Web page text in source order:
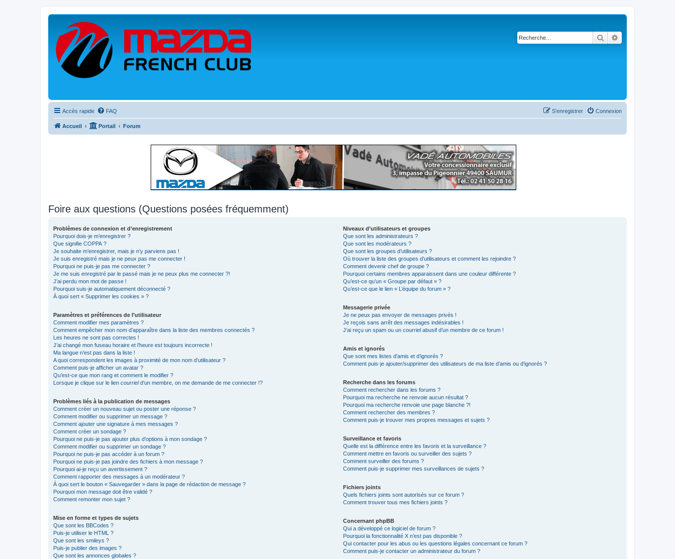
Rechercher
Accès rapide FAQ Connexion
S’enregistrer
Accueil Portail Forum
Foire aux questions (Questions posées fréquemment)
Problèmes de connexion et d’enregistrement
Pourquoi dois-je m’enregistrer ?
Que signifie COPPA ?
Je souhaite m’enregistrer, mais je n’y parviens pas !
Je suis enregistré mais je ne peux pas me connecter !
Pourquoi ne puis-je pas me connecter ?
Je me suis enregistré par le passé mais je ne peux plus me connecter ?!
J’ai perdu mon mot de passe !
Pourquoi suis-je automatiquement déconnecté ?
À quoi sert « Supprimer les cookies » ?
Paramètres et préférences de l’utilisateur
Comment modifier mes paramètres ?
Comment empêcher mon nom d’apparaître dans la liste des membres connectés ?
Les heures ne sont pas correctes !
J’ai changé mon fuseau horaire et l’heure est toujours incorrecte !
Ma langue n’est pas dans la liste !
A quoi correspondent les images à proximité de mon nom d’utilisateur ?
Comment puis-je afficher un avatar ?
Qu’est-ce que mon rang et comment le modifier ?
Lorsque je clique sur le lien courrield’un membre, on me demande de me connecter !?
Problèmes liés à la publication de messages
Comment créer un nouveau sujet ou poster une réponse ?
Comment modifier ou supprimer un message ?
Comment ajouter une signature à mes messages ?
Comment créer un sondage ?
Pourquoi ne puis-je pas ajouter plus d’options à mon sondage ?
Comment modifier ou supprimer un sondage ?
Pourquoi ne puis-je pas accéder à un forum ?
Pourquoi ne puis-je pas joindre des fichiers à mon message ?
Pourquoi ai-je reçu un avertissement ?
Comment rapporter des messages à un modérateur ?
À quoi sert le bouton « Sauvegarder » dans la page de rédaction de message ?
Pourquoi mon message doit être validé ?
Comment remonter mon sujet ?
Mise en forme et types de sujets
Que sont les BBCodes ?
Puis-je utiliser le HTML ?
Que sont les smileys ?
Puis-je publier des images ?
Que sont les annonces globales ?
Niveaux d’utilisateurs et groupes
Que sont les administrateurs ?
Que sont les modérateurs ?
Que sont les groupes d’utilisateurs ?
Où trouver la liste des groupes d’utilisateurs et comment les rejoindre ?
Comment devenir chef de groupe ?
Pourquoi certains membres apparaissent dans une couleur différente ?
Qu’est-ce qu’un « Groupe par défaut » ?
Qu’est-ce que le lien « L’équipe du forum » ?
Messagerie privée
Je ne peux pas envoyer de messages privés !
Je reçois sans arrêt des messages indésirables !
J’ai reçu un spam ou un courriel abusif d’un membre de ce forum !
Amis et ignorés
Que sont mes listes d’amis et d’ignorés ?
Comment puis-je ajouter/supprimer des utilisateurs de ma liste d’amis ou d’ignorés ?
Recherche dans les forums
Comment rechercher dans les forums ?
Pourquoi ma recherche ne renvoie aucun résultat ?
Pourquoi ma recherche renvoie une page blanche ?!
Comment rechercher des membres ?
Comment puis-je trouver mes propres messages et sujets ?
Surveillance et favoris
Quelle est la différence entre les favoris et la surveillance ?
Comment mettre en favoris ou surveiller des sujets ?
Comment surveiller des forums ?
Comment puis-je supprimer mes surveillances de sujets ?
Fichiers joints
Quels fichiers joints sont autorisés sur ce forum ?
Comment trouver tous mes fichiers joints ?
Concernant phpBB
Qui a développé ce logiciel de forum ?
Pourquoi la fonctionnalité X n’est pas disponible ?
Qui contacter pour les abus ou les questions légales concernant ce forum ?
Comment puis-je contacter un administrateur du forum ?